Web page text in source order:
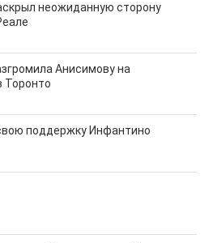
неожиданную сторону
Анисимову на
Торонто
поддержку Инфантино